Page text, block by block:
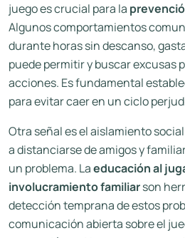
juego es crucial para la
Algunos comportamientos
durante horas sin descanso,
puede permitir y buscar excusas
acciones. Es fundamental
para evitar caer en un ciclo
Otra señal es el aislamiento
a distanciarse de amigos y
un problema. Laeducación al
involucramiento familiarson
detección temprana de estos
comunicación abierta sobre el